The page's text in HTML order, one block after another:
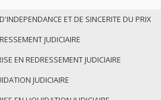
ET DE SINCERITE DU PRIX
JUDICIAIRE
EN REDRESSEMENT JUDICIAIRE
JUDICIAIRE